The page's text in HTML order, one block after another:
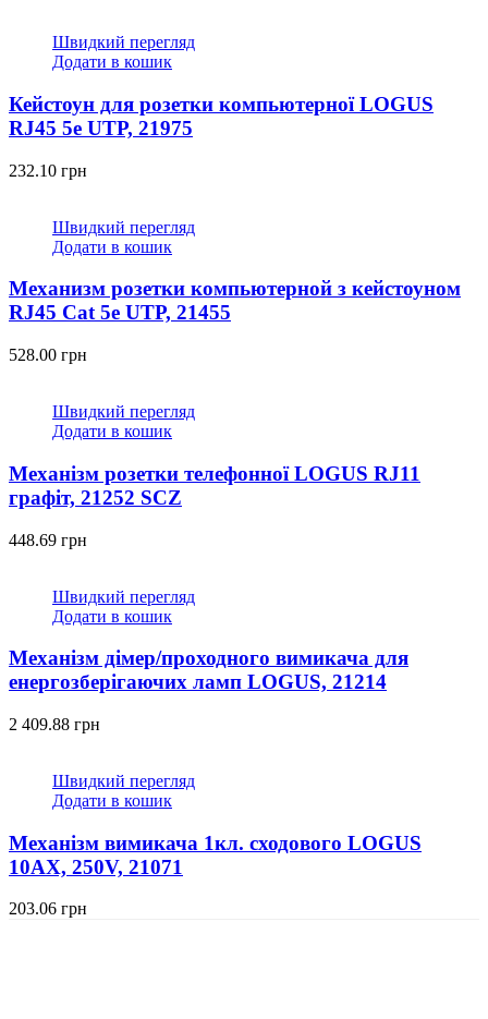
Швидкий перегляд
Додати в кошик
Кейстоун для розетки компьютерної LOGUS
RJ45 5e UTP, 21975
232.10 грн
Швидкий перегляд
Додати в кошик
Механизм розетки компьютерной з кейстоуном
RJ45 Cat 5e UTP, 21455
528.00 грн
Швидкий перегляд
Додати в кошик
Механізм розетки телефонної LOGUS RJ11
графіт, 21252 SCZ
448.69 грн
Швидкий перегляд
Додати в кошик
Механізм дімер/проходного вимикача для
енергозберігаючих ламп LOGUS, 21214
2 409.88 грн
Швидкий перегляд
Додати в кошик
Механізм вимикача 1кл. сходового LOGUS
10АХ, 250V, 21071
203.06 грн